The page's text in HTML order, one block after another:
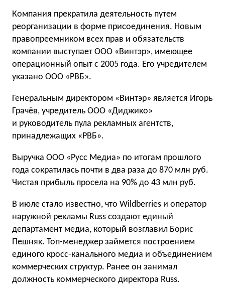
Компания прекратила деятельность путем
реорганизации в форме присоединения. Новым
правопреемником всех прав и обязательств
компании выступает ООО «Винтэр», имеющее
операционный опыт с 2005 года. Его учредителем
указано ООО «РВБ».
Генеральным директором «Винтэр» является Игорь
Грачёв, учредитель ООО «Диджико»
и руководитель пула рекламных агентств,
принадлежащих «РВБ».
Выручка ООО «Русс Медиа» по итогам прошлого
года сократилась почти в два раза до 870 млн руб.
Чистая прибыль просела на 90% до 43 млн руб.
В июле стало известно, что Wildberries и оператор
наружной рекламы Russ создают единый
департамент медиа, который возглавил Борис
Пешняк. Топ-менеджер займется построением
единого кросс-канального медиа и объединением
коммерческих структур. Ранее он занимал
должность коммерческого директора Russ.